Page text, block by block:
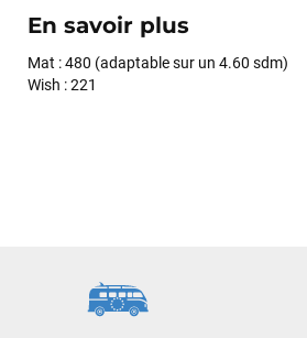
En savoir plus
Mat : 480 (adaptable sur un 4.60 sdm)
Wish : 221
commande validée, le magasin m’a
avec moi les caractéristiques des
sur le matériel à choisir, et m’a même